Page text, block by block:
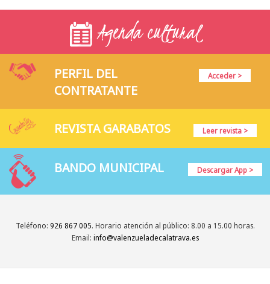
Agenda cultural
PERFIL DEL
CONTRATANTE
Acceder >
REVISTA GARABATOS Leer revista >
BANDO MUNICIPAL Descargar App >
Teléfono: 926 867 005. Horario atención al público: 8.00 a 15.00 horas.
Email: info@valenzueladecalatrava.es